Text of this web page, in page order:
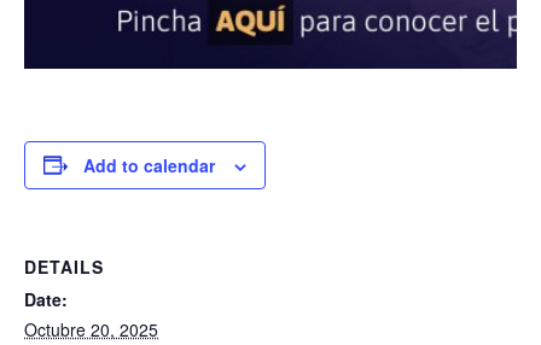
Add to calendar
DETAILS
Date:
Octubre 20, 2025